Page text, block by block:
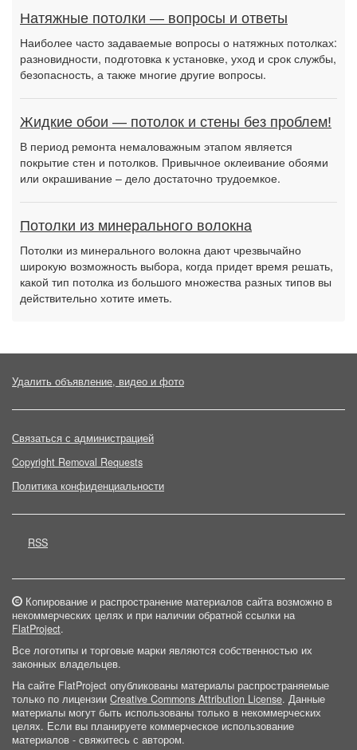
Натяжные потолки — вопросы и ответы
Наиболее часто задаваемые вопросы о натяжных потолках:
разновидности, подготовка к установке, уход и срок службы,
безопасность, а также многие другие вопросы.
Жидкие обои — потолок и стены без проблем!
В период ремонта немаловажным этапом является
покрытие стен и потолков. Привычное оклеивание обоями
или окрашивание – дело достаточно трудоемкое.
Потолки из минерального волокна
Потолки из минерального волокна дают чрезвычайно
широкую возможность выбора, когда придет время решать,
какой тип потолка из большого множества разных типов вы
действительно хотите иметь.
Удалить объявление, видео и фото
Связаться с администрацией
Copyright Removal Requests
Политика конфиденциальности
RSS
Копирование и распространение материалов сайта возможно в
некоммерческих целях и при наличии обратной ссылки на
FlatProject.
Все логотипы и торговые марки являются собственностью их
законных владельцев.
На сайте FlatProject опубликованы материалы распространяемые
только по лицензии Creative Commons Attribution License. Данные
материалы могут быть использованы только в некоммерческих
целях. Если вы планируете коммерческое использование
материалов - свяжитесь с автором.